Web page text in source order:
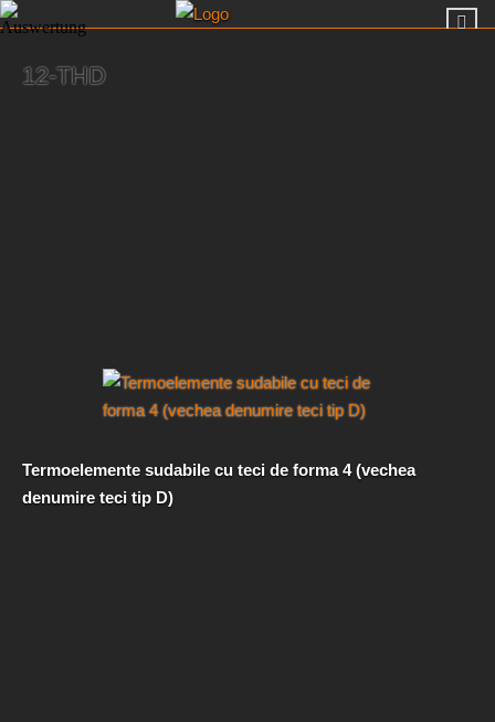
12-THD
Termoelemente sudabile cu teci de forma 4 (vechea
denumire teci tip D)